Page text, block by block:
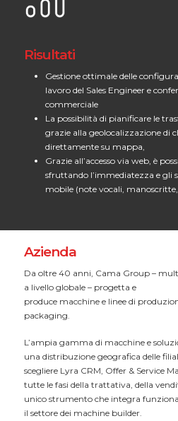
Risultati
Gestione ottimale delle
lavoro del Sales Engineer e
commerciale
La possibilità di pianificare le
grazie alla geolocalizzazione di
direttamente su mappa,
Grazie all’accesso via web, è
sfruttando l’immediatezza e gli
mobile (note vocali,
Azienda
Da oltre 40 anni, Cama Group –
a livello globale – progetta e
produce macchine e linee di
packaging.
L’ampia gamma di macchine e
una distribuzione geografica delle
scegliere Lyra CRM, Offer & Service
tutte le fasi della trattativa, della
unico strumento che integra
il settore dei machine builder.